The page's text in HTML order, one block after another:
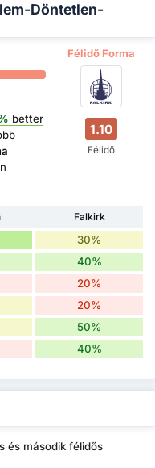
Döntetlen-
Félidő Forma
better
1.10
Félidő
Falkirk
30%
40%
20%
20%
50%
40%
és második félidős